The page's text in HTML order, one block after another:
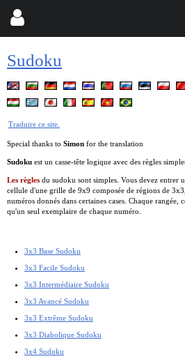
Sudoku
Traduire ce site.
Special thanks to Simon for the translation
Sudoku est un casse-tête logique avec des règles
Les règles du sudoku sont simples. Vous devez entrer
cellule d'une grille de 9x9 composée de régions de
numéros donnés dans certaines cases. Chaque
qu'un seul exemplaire de chaque numéro.
3x3 Base Sudoku
3x3 Facile Sudoku
3x3 Intermédiaire Sudoku
3x3 Avancé Sudoku
3x3 Extrême Sudoku
3x3 Diabolique Sudoku
3x4 Sudoku